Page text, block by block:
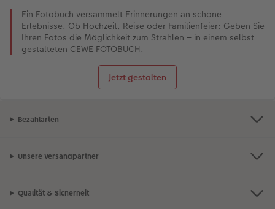
Ein Fotobuch versammelt Erinnerungen an schöne
Erlebnisse. Ob Hochzeit, Reise oder Familienfeier: Geben Sie
Ihren Fotos die Möglichkeit zum Strahlen – in einem selbst
gestalteten CEWE FOTOBUCH.
Jetzt gestalten
Bezahlarten
Unsere Versandpartner
Qualität & Sicherheit